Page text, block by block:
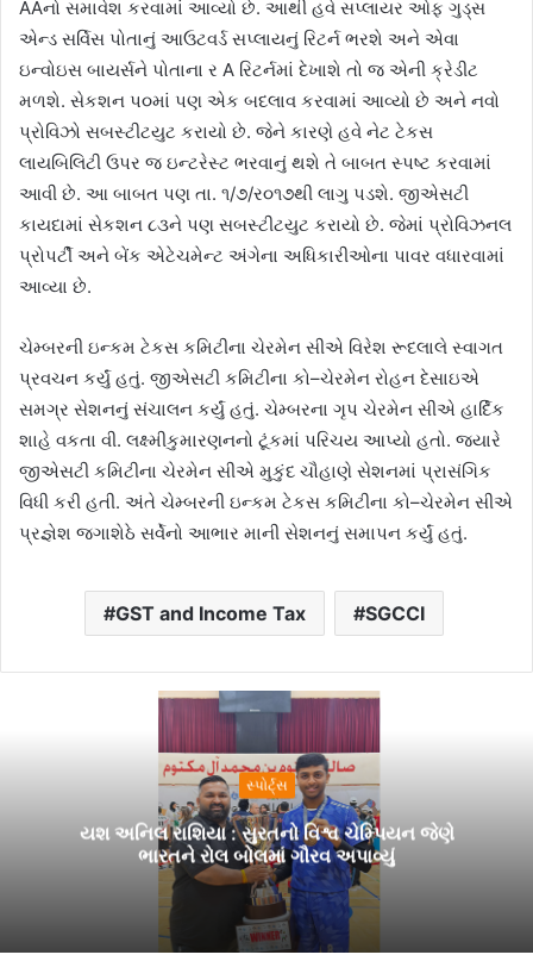
AAનો સમાવેશ કરવામાં આવ્યો છે. આથી હવે સપ્લાયર ઓફ ગુડ્‌સ
એન્ડ સર્વિસ પોતાનું આઉટવર્ડ સપ્લાયનું રિટર્ન ભરશે અને એવા
ઇન્વોઇસ બાયર્સને પોતાના ર A રિટર્નમાં દેખાશે તો જ એની ક્રેડીટ
મળશે. સેકશન પ૦માં પણ એક બદલાવ કરવામાં આવ્યો છે અને નવો
પ્રોવિઝો સબસ્ટીટયુટ કરાયો છે. જેને કારણે હવે નેટ ટેકસ
લાયબિલિટી ઉપર જ ઇન્ટરેસ્ટ ભરવાનું થશે તે બાબત સ્પષ્ટ કરવામાં
આવી છે. આ બાબત પણ તા. ૧/૭/ર૦૧૭થી લાગુ પડશે. જીએસટી
કાયદામાં સેકશન ૮૩ને પણ સબસ્ટીટયુટ કરાયો છે. જેમાં પ્રોવિઝનલ
પ્રોપર્ટી અને બેંક એટેચમેન્ટ અંગેના અધિકારીઓના પાવર વધારવામાં
આવ્યા છે.
ચેમ્બરની ઇન્કમ ટેકસ કમિટીના ચેરમેન સીએ વિરેશ રૂદલાલે સ્વાગત
પ્રવચન કર્યું હતું. જીએસટી કમિટીના કો–ચેરમેન રોહન દેસાઇએ
સમગ્ર સેશનનું સંચાલન કર્યું હતું. ચેમ્બરના ગૃપ ચેરમેન સીએ હાર્દિક
શાહે વકતા વી. લક્ષ્મીકુમારણનનો ટૂંકમાં પરિચય આપ્યો હતો. જ્યારે
જીએસટી કમિટીના ચેરમેન સીએ મુકુંદ ચૌહાણે સેશનમાં પ્રાસંગિક
વિધી કરી હતી. અંતે ચેમ્બરની ઇન્કમ ટેકસ કમિટીના કો–ચેરમેન સીએ
પ્રજ્ઞેશ જગાશેઠે સર્વેનો આભાર માની સેશનનું સમાપન કર્યું હતું.
GST and Income Tax SGCCI
સ્પોર્ટ્સ
યશ અનિલ રાશિયા : સુરતનો વિશ્વ ચેમ્પિયન જેણે
ભારતને રોલ બોલમાં ગૌરવ અપાવ્યું